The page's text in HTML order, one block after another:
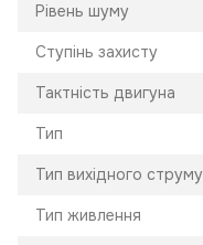
Рівень шуму
Ступінь захисту
Тактність двигуна
Тип
Тип вихідного струму
Тип живлення